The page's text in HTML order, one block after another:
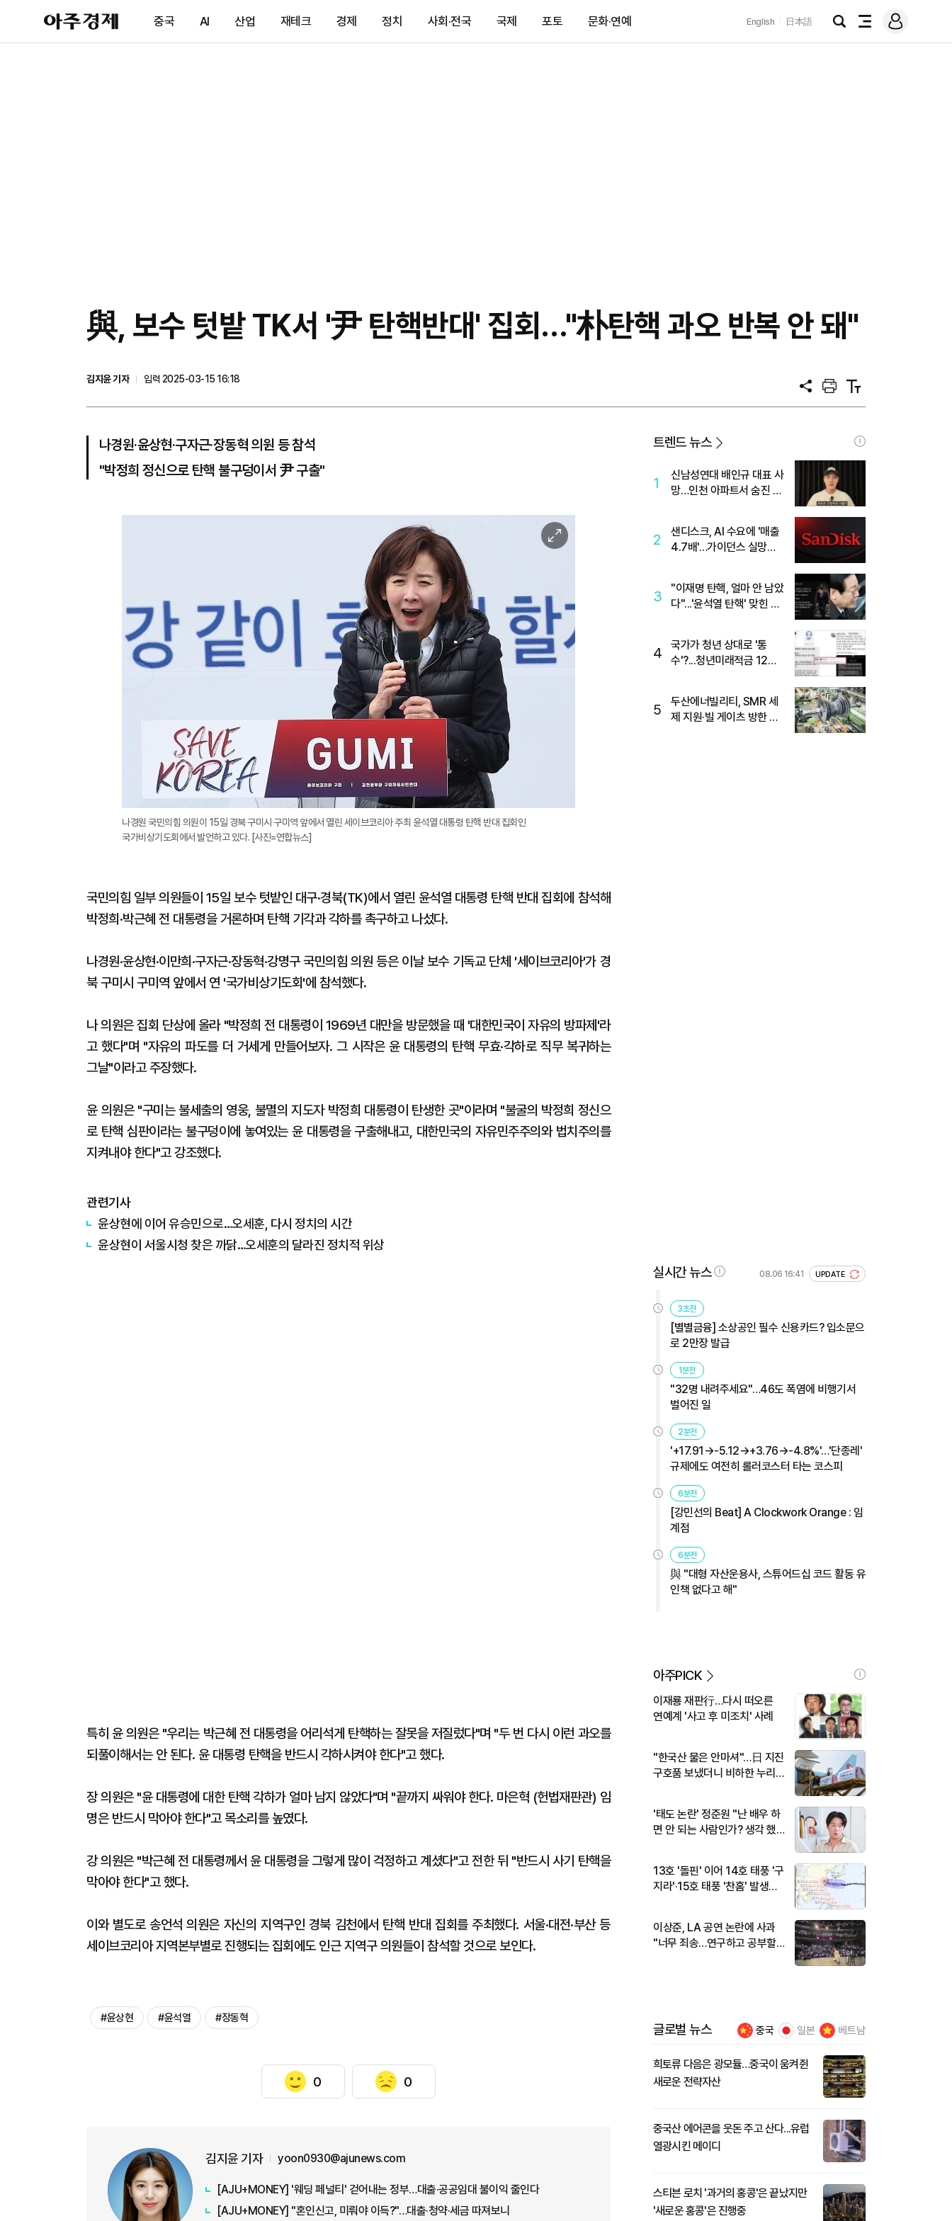
아
주
제
중국 AI 산업 재테크 경제 정치 사회·전국 국제 포토 문화·연예 English 日本語
검
전
메
그
與, 보수 텃밭 TK서 '尹 탄핵반대' 집회…"朴탄핵 과오 반복 안 돼"
김지윤 기자
입력 2025-03-15 16:18
공
프
트
텍
트
나경원·윤상현·구자근·장동혁 의원 등 참석
"박정희 정신으로 탄핵 불구덩이서 尹 구출"
이
미
확
대
나경원 국민의힘 의원이 15일 경북 구미시 구미역 앞에서 열린 세이브코리아 주최 윤석열 대통령 탄핵 반대 집회인
국가비상기도회에서 발언하고 있다. [사진=연합뉴스]
국민의힘 일부 의원들이 15일 보수 텃밭인 대구·경북(TK)에서 열린 윤석열 대통령 탄핵 반대 집회에 참석해
박정희·박근혜 전 대통령을 거론하며 탄핵 기각과 각하를 촉구하고 나섰다.
나경원·윤상현·이만희·구자근·장동혁·강명구 국민의힘 의원 등은 이날 보수 기독교 단체 '세이브코리아'가 경
북 구미시 구미역 앞에서 연 '국가비상기도회'에 참석했다.
나 의원은 집회 단상에 올라 "박정희 전 대통령이 1969년 대만을 방문했을 때 '대한민국이 자유의 방파제'라
고 했다"며 "자유의 파도를 더 거세게 만들어보자. 그 시작은 윤 대통령의 탄핵 무효·각하로 직무 복귀하는
그날"이라고 주장했다.
윤 의원은 "구미는 불세출의 영웅, 불멸의 지도자 박정희 대통령이 탄생한 곳"이라며 "불굴의 박정희 정신으
로 탄핵 심판이라는 불구덩이에 놓여있는 윤 대통령을 구출해내고, 대한민국의 자유민주주의와 법치주의를
지켜내야 한다"고 강조했다.
관련기사
윤상현에 이어 유승민으로…오세훈, 다시 정치의 시간
윤상현이 서울시청 찾은 까닭…오세훈의 달라진 정치적 위상
특히 윤 의원은 "우리는 박근혜 전 대통령을 어리석게 탄핵하는 잘못을 저질렀다"며 "두 번 다시 이런 과오를
되풀이해서는 안 된다. 윤 대통령 탄핵을 반드시 각하시켜야 한다"고 했다.
장 의원은 "윤 대통령에 대한 탄핵 각하가 얼마 남지 않았다"며 "끝까지 싸워야 한다. 마은혁 (헌법재판관) 임
명은 반드시 막아야 한다"고 목소리를 높였다.
강 의원은 "박근혜 전 대통령께서 윤 대통령을 그렇게 많이 걱정하고 계셨다"고 전한 뒤 "반드시 사기 탄핵을
막아야 한다"고 했다.
이와 별도로 송언석 의원은 자신의 지역구인 경북 김천에서 탄핵 반대 집회를 주최했다. 서울·대전·부산 등
세이브코리아 지역본부별로 진행되는 집회에도 인근 지역구 의원들이 참석할 것으로 보인다.
#윤상현 #윤석열 #장동혁
0 0
김지윤 기자 yoon0930@ajunews.com
[AJU+MONEY] '웨딩 페널티' 걷어내는 정부…대출·공공임대 불이익 줄인다
[AJU+MONEY] "혼인신고, 미뤄야 이득?"…대출·청약·세금 따져보니
트렌드 뉴스
1
신남성연대 배인규 대표 사
망…인천 아파트서 숨진 채
2
샌디스크, AI 수요에 '매출
4.7배'…가이던스 실망에
3
"이재명 탄핵, 얼마 안 남았
다"...'윤석열 탄핵' 맞힌 무
4
국가가 청년 상대로 '통
수'?...청년미래적금 12%
5
두산에너빌리티, SMR 세
제 지원·빌 게이츠 방한 기
실시간 뉴스 08.06 16:41 UPDATE
3초전
[별별금융] 소상공인 필수 신용카드? 입소문으
로 2만장 발급
1분전
"32명 내려주세요"…46도 폭염에 비행기서
벌어진 일
2분전
'+17.91→-5.12→+3.76→-4.8%'…'단종레'
규제에도 여전히 롤러코스터 타는 코스피
6분전
[강민선의 Beat] A Clockwork Orange : 임
계점
6분전
與 "대형 자산운용사, 스튜어드십 코드 활동 유
인책 없다고 해"
아주PICK
이재룡 재판行…다시 떠오른
연예계 '사고 후 미조치' 사례
"한국산 물은 안마셔"…日 지진
구호품 보냈더니 비하한 누리
'태도 논란' 정준원 "난 배우 하
면 안 되는 사람인가? 생각 했
13호 '돌핀' 이어 14호 태풍 '구
지라'·15호 태풍 '찬홈' 발생…
이상준, LA 공연 논란에 사과
"너무 죄송…연구하고 공부할
글로벌 뉴스 중국 일본 베트남
희토류 다음은 광모듈…중국이 움켜쥔
새로운 전략자산
중국산 에어콘을 웃돈 주고 산다...유럽
열광시킨 메이디
스티븐 로치 '과거의 홍콩'은 끝났지만
'새로운 홍콩'은 진행중